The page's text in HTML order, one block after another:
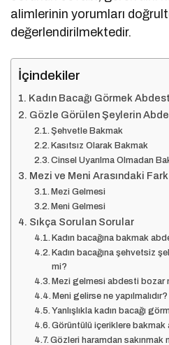
alimlerinin yorumları
değerlendirilmektedir.
İçindekiler
Kadın Bacağı Görmek
Gözle Görülen Şeylerin
Şehvetle Bakmak
Kasıtsız Olarak Bakmak
Cinsel Uyarılma Olmadan
Mezi ve Meni Arasındaki Fark
Mezi Gelmesi
Meni Gelmesi
Sıkça Sorulan Sorular
Kadın bacağına bakmak
Kadın bacağına şehvetsiz
mi?
Mezi gelmesi abdesti bozar
Meni gelirse ne yapılmalıdır?
Yanlışlıkla kadın bacağı
Görüntülü içeriklere bakmak
Gözleri haramdan sakınmak